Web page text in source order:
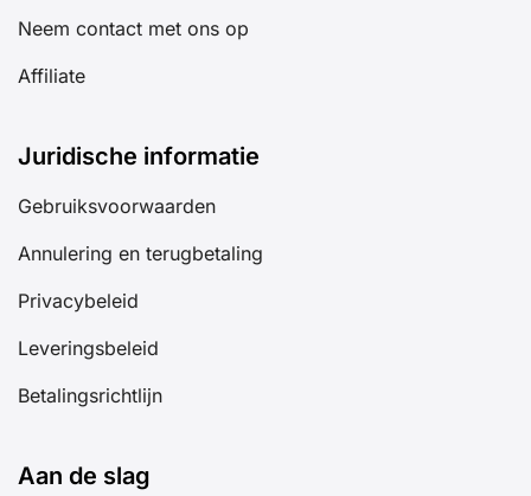
Neem contact met ons op
Affiliate
Juridische informatie
Gebruiksvoorwaarden
Annulering en terugbetaling
Privacybeleid
Leveringsbeleid
Betalingsrichtlijn
Aan de slag